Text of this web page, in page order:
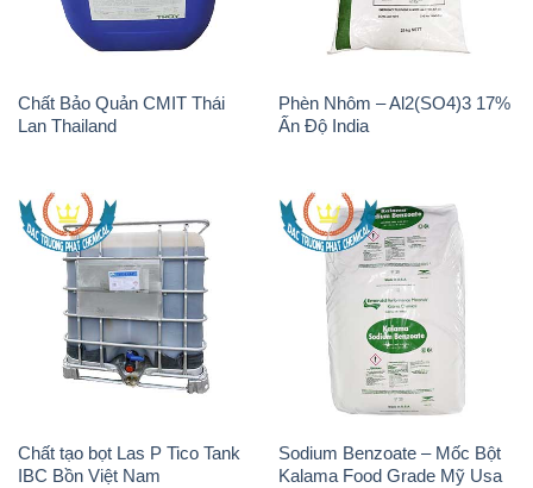
Chất Bảo Quản CMIT Thái
Lan Thailand
Phèn Nhôm – Al2(SO4)3 17%
Ấn Độ India
Chất tạo bọt Las P Tico Tank
IBC Bồn Việt Nam
Sodium Benzoate – Mốc Bột
Kalama Food Grade Mỹ Usa